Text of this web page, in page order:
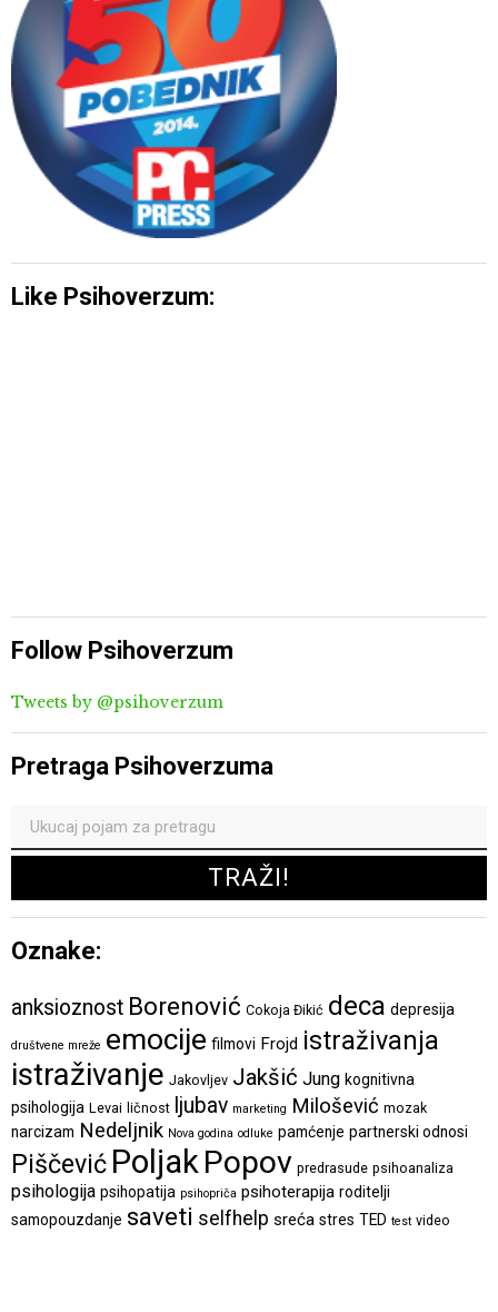
Like Psihoverzum:
Follow Psihoverzum
Tweets by @psihoverzum
Pretraga Psihoverzuma
Oznake:
anksioznost Borenović Cokoja Đikić deca depresija
društvene mreže emocije filmovi Frojd istraživanja
istraživanje Jakovljev Jakšić Jung kognitivna
psihologija Levai ličnost ljubav marketing Milošević mozak
narcizam Nedeljnik Nova godina odluke pamćenje partnerski odnosi
Piščević PoljakPopov predrasude psihoanaliza
psihologija psihopatija psihopriča psihoterapija roditelji
samopouzdanje saveti selfhelp sreća stres TED test video